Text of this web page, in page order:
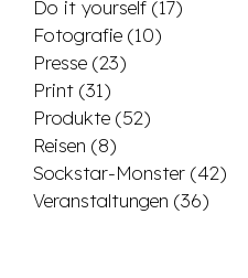
Do it yourself (17)
Fotografie (10)
Presse (23)
Print (31)
Produkte (52)
Reisen (8)
Sockstar-Monster (42)
Veranstaltungen (36)